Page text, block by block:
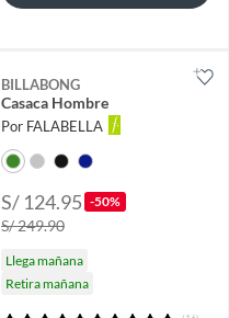
BILLABONG
Casaca Hombre
Por FALABELLA
S/ 124.95 -50%
S/ 249.90
Llega mañana
Retira mañana